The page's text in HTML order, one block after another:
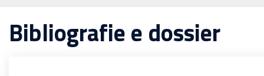
Per approfondire
Bibliografie e dossier